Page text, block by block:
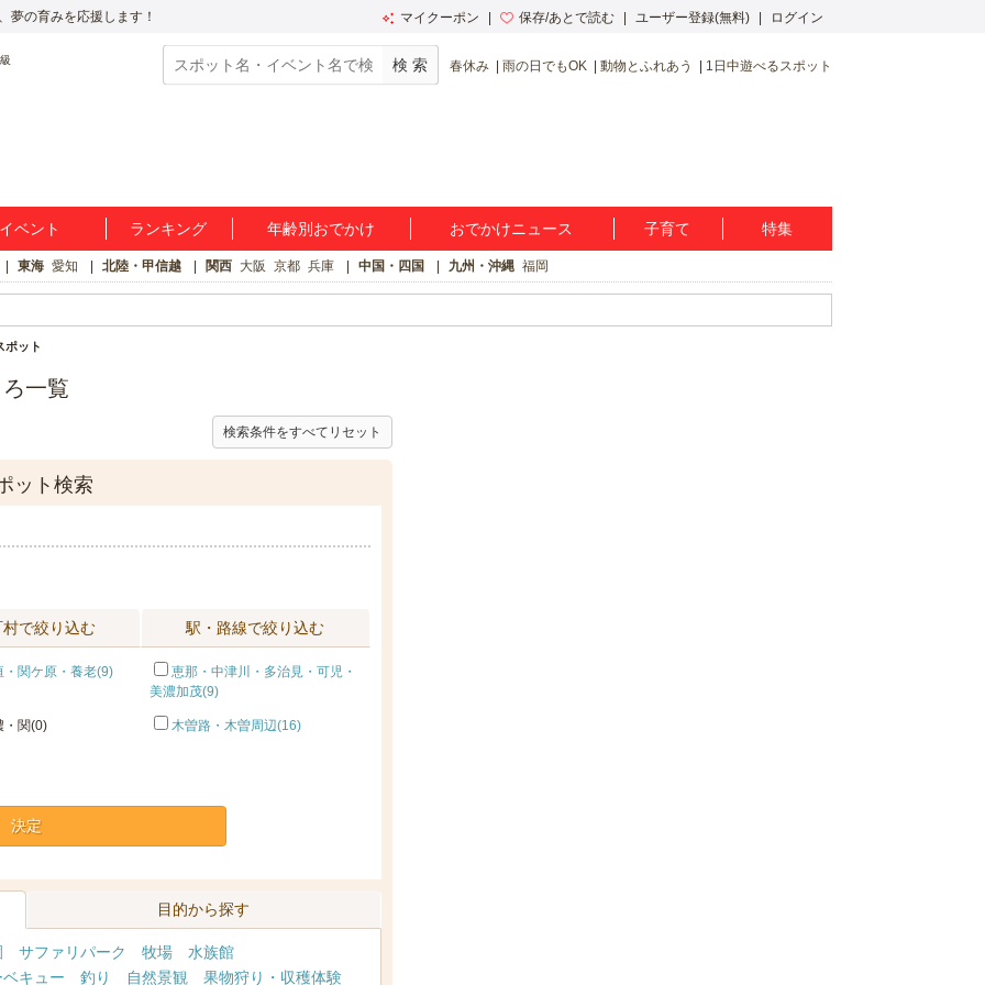
夢の育みを応援します！ マイクーポン 保存/あとで読む ユーザー登録(無料) ログイン
春休み 雨の日でもOK 動物とふれあう 1日中遊べるスポット
ベント ランキング 年齢別おでかけ おでかけニュース 子育て 特集
東海 愛知 北陸・甲信越 関西 大阪 京都 兵庫 中国・四国 九州・沖縄 福岡
ポット
一覧
検索条件をすべてリセット
ット検索
で絞り込む 駅・路線で絞り込む
・関ケ原・養老(9)
恵那・中津川・多治見・可児・
美濃加茂(9)
・関(0) 木曽路・木曽周辺(16)
決定
目的から探す
サファリパーク 牧場
水族館
キュー
釣り 自然景観 果物狩り・収穫体験